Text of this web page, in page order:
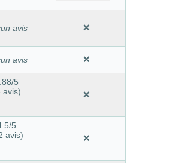
avis ❌
avis ❌
/5
avis)
❌
/5
avis)
❌